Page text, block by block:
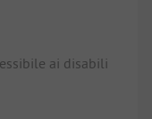
ai disabili